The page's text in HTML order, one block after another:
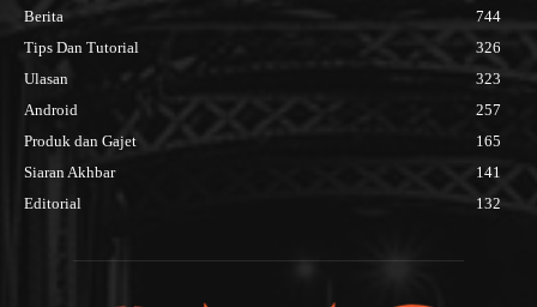
Berita
744
Tips Dan Tutorial
326
Ulasan
323
Android
257
Produk dan Gajet
165
Siaran Akhbar
141
Editorial
132